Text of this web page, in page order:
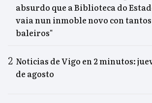
absurdo que a Biblioteca do
vaia nun inmoble novo con tantos
baleiros"
Noticias de Vigo en 2 minutos:
de agosto